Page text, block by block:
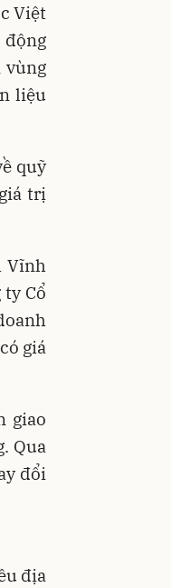
Việt
vùng
liệu
quỹ
trị
Vĩnh
Cổ
giá
giao
Qua
đổi
địa